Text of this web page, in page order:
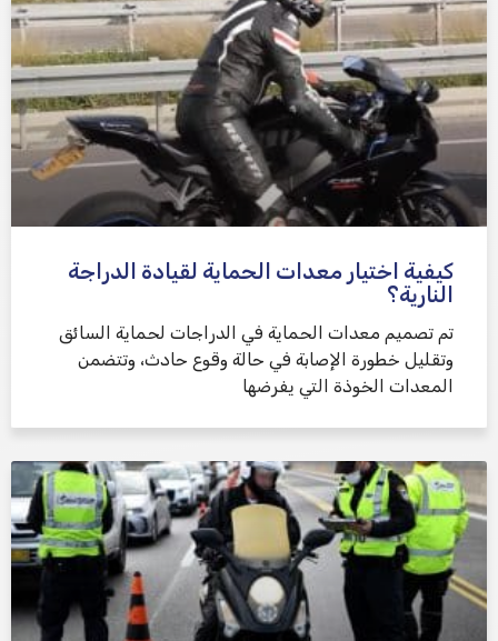
كيفية اختيار معدات الحماية لقيادة الدراجة
النارية؟
تم تصميم معدات الحماية في الدراجات لحماية السائق
وتقليل خطورة الإصابة في حالة وقوع حادث، وتتضمن
المعدات الخوذة التي يفرضها